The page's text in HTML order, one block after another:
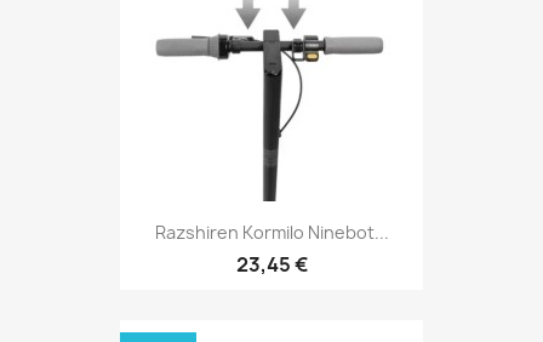
Razshiren Kormilo Ninebot...
23,45 €